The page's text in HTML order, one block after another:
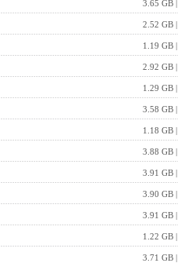
3.65 GB |
2.52 GB |
1.19 GB |
2.92 GB |
1.29 GB |
3.58 GB |
1.18 GB |
3.88 GB |
3.91 GB |
3.90 GB |
3.91 GB |
1.22 GB |
3.71 GB |